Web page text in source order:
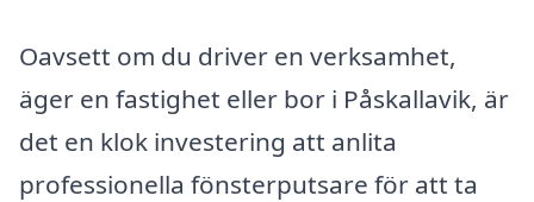
Oavsett om du driver en verksamhet,
äger en fastighet eller bor i Påskallavik, är
det en klok investering att anlita
professionella fönsterputsare för att ta